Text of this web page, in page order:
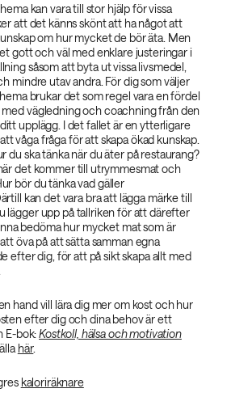
kan vara till stor hjälp för vissa
att det känns skönt att ha något att
om hur mycket de bör äta. Men
gott och väl med enklare justeringar i
såsom att byta ut vissa livsmedel,
mindre utav andra. För dig som väljer
brukar det som regel vara en fördel
vägledning och coachning från den
upplägg. I det fallet är en ytterligare
våga fråga för att skapa ökad kunskap.
du ska tänka när du äter på restaurang?
det kommer till utrymmesmat och
bör du tänka vad gäller
kan det vara bra att lägga märke till
lägger upp på tallriken för att därefter
bedöma hur mycket mat som är
öva på att sätta samman egna
efter dig, för att på sikt skapa allt med
hand vill lära dig mer om kost och hur
efter dig och dina behov är ett
E-bok:Kostkoll, hälsa och motivation
här.
kaloriräknare